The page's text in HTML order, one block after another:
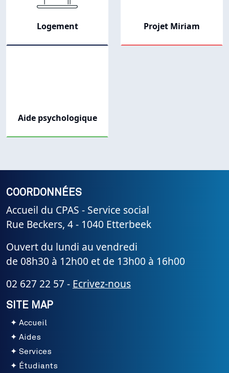
Logement Projet Miriam
Aide psychologique
COORDONNÉES
Accueil du CPAS - Service social
Rue Beckers, 4 - 1040 Etterbeek
Ouvert du lundi au vendredi
de 08h30 à 12h00 et de 13h00 à 16h00
02 627 22 57 - Ecrivez-nous
SITE MAP
Accueil
Aides
Services
Étudiants